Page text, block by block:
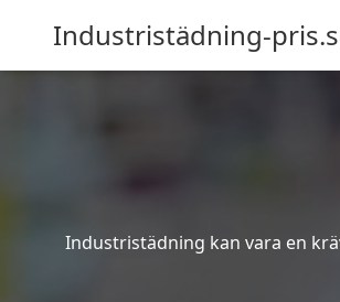
Industristädning-
Industristädning kan vara en